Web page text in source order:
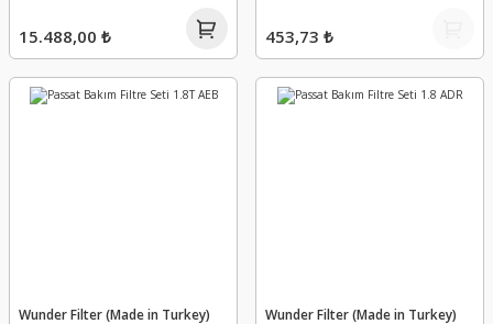
15.488,00 ₺ 453,73 ₺
Wunder Filter (Made in Turkey) Wunder Filter (Made in Turkey)